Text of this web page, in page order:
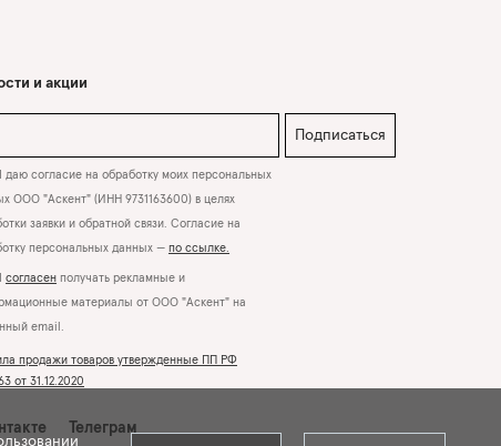
и акции
Подписаться
даю согласие на обработку моих персональных
ООО "Аскент" (ИНН 9731163600) в целях
заявки и обратной связи. Согласие на
персональных данных — по ссылке.
согласен получать рекламные и
материалы от ООО "Аскент" на
email.
продажи товаров утвержденные ПП РФ
от 31.12.2020
Телеграм